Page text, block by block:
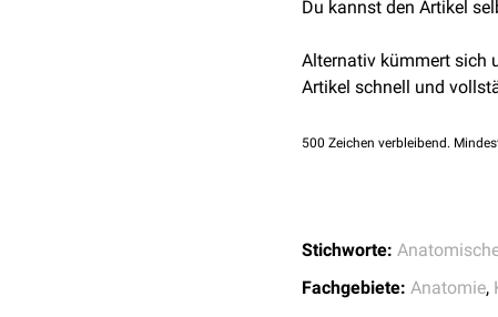
31338227; PMCID:
Du kannst den Artikel
Alternativ kümmert sich
Artikel schnell und
500 Zeichen verbleibend.
Stichworte:
Fachgebiete: Anatomie,